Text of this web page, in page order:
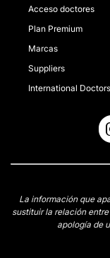
Acceso doctores
Plan Premium
Marcas
Suppliers
International Doctors
La información que
sustituir la relación
apología de